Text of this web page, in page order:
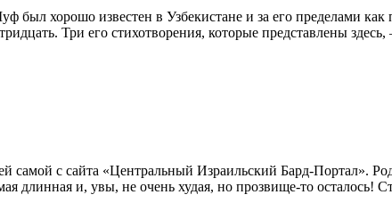
хорошо известен в Узбекистане и за его пределами как
Три его стихотворения, которые представлены
с сайта «Центральный Израильский Бард-Портал».
и, увы, не очень худая, но прозвище-то осталось!